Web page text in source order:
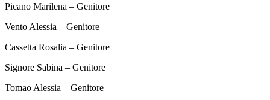
Picano Marilena – Genitore
Vento Alessia – Genitore
Cassetta Rosalia – Genitore
Signore Sabina – Genitore
Tomao Alessia – Genitore